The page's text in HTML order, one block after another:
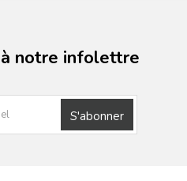
notre infolettre
S'abonner